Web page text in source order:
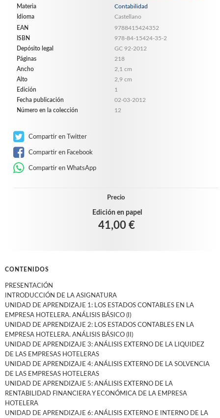
Materia
Contabilidad
Idioma
Castellano
EAN
9788415424352
ISBN
978-84-15424-35-2
Depósito legal
GC 92-2012
Páginas
218
Ancho
2,1 cm
Alto
2,9 cm
Edición
1
Fecha publicación
02-03-2012
Número en la colección
12
Compartir en Twitter
Compartir en Facebook
Compartir en WhatsApp
Precio
Edición en papel
41,00 €
CONTENIDOS
PRESENTACIÓN
INTRODUCCIÓN DE LA ASIGNATURA
UNIDAD DE APRENDIZAJE 1: LOS ESTADOS CONTABLES EN LA
EMPRESA HOTELERA. ANÁLISIS BÁSICO (I)
UNIDAD DE APRENDIZAJE 2: LOS ESTADOS CONTABLES EN LA
EMPRESA HOTELERA. ANÁLISIS BÁSICO (II)
UNIDAD DE APRENDIZAJE 3: ANÁLISIS EXTERNO DE LA LIQUIDEZ
DE LAS EMPRESAS HOTELERAS
UNIDAD DE APRENDIZAJE 4: ANÁLISIS EXTERNO DE LA SOLVENCIA
DE LAS EMPRESAS HOTELERAS
UNIDAD DE APRENDIZAJE 5: ANÁLISIS EXTERNO DE LA
RENTABILIDAD FINANCIERA Y ECONÓMICA DE LA EMPRESA
HOTELERA
UNIDAD DE APRENDIZAJE 6: ANÁLISIS EXTERNO E INTERNO DE LA